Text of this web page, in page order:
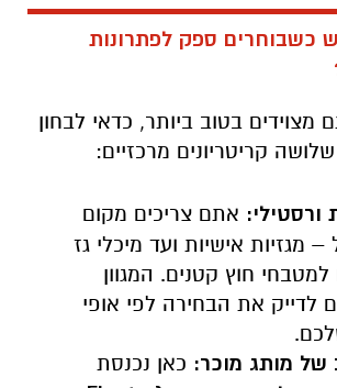
כשבוחרים ספק לפתרונות
מצוידים בטוב ביותר, כדאי לבחון
קריטריונים מרכזיים:
ורסטילי: אתם צריכים מקום
מגזיות אישיות ועד מיכלי גז
חוץ קטנים. המגוון
לדייק את הבחירה לפי אופי
של מותג מוכר: כאן נכנסת